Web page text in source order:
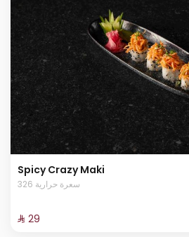
Spicy Crazy Maki
326 سعرة حرارية
⁨⁦‪‬ 29⁩